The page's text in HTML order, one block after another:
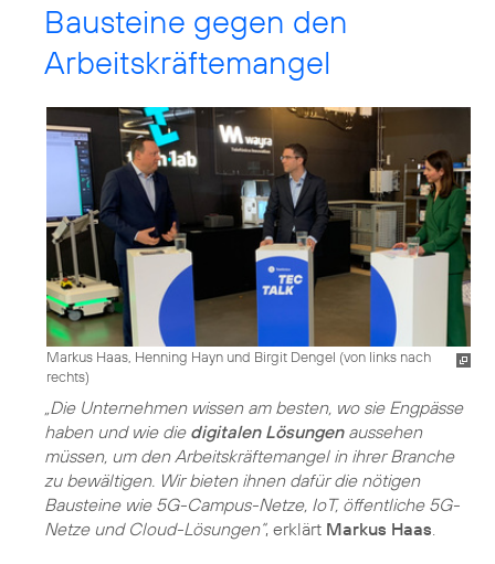
Bausteine gegen den
Arbeitskräftemangel
Markus Haas, Henning Hayn und Birgit Dengel (von links nach
rechts)
„Die Unternehmen wissen am besten, wo sie Engpässe
haben und wie die digitalen Lösungenaussehen
müssen, um den Arbeitskräftemangel in ihrer Branche
zu bewältigen. Wir bieten ihnen dafür die nötigen
Bausteine wie 5G-Campus-Netze, IoT, öffentliche 5G-
Netze und Cloud-Lösungen“, erklärt Markus Haas